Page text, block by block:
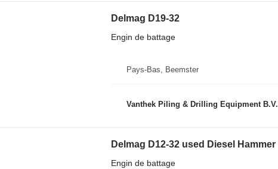
Delmag D19-32
Engin de battage
Pays-Bas, Beemster
Vanthek Piling & Drilling Equipment B.V.
Delmag D12-32 used Diesel Hammer
Engin de battage